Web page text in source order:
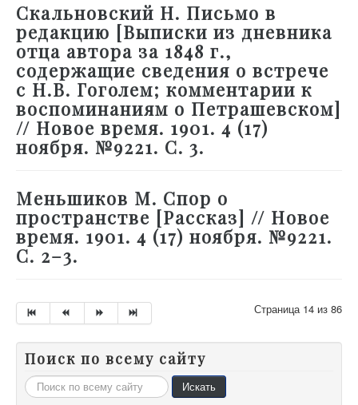
Скальновский Н. Письмо в
редакцию [Выписки из дневника
отца автора за 1848 г.,
содержащие сведения о встрече
с Н.В. Гоголем; комментарии к
воспоминаниям о Петрашевском]
// Новое время. 1901. 4 (17)
ноября. №9221. С. 3.
Меньшиков М. Спор о
пространстве [Рассказ] // Новое
время. 1901. 4 (17) ноября. №9221.
С. 2–3.
Страница 14 из 86
Поиск по всему сайту
Искать... Искать